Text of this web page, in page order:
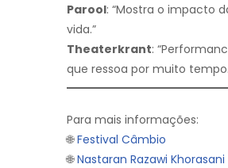
Parool: “Mostra o impacto
vida.”
Theaterkrant:
que ressoa por muito
Para mais informações:
🌐Festival Câmbio
🌐Nastaran Razawi Khorasani